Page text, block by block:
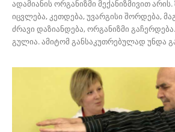
ადამიანის ორგანიზმი მექანიზმივით
იცვლება, კეთდება, უვარგისი შორდება,
ძრავი დაზიანდება, ორგანიზმი
გულია. ამიტომ განსაკუთრებულად უნდა